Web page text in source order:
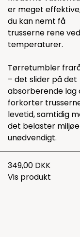
er meget
du kan nemt få
trusserne rene
temperaturer.
Tørretumbler
– det slider på det
absorberende lag
forkorter
levetid, samtidig
det belaster
unødvendigt.
349,00 DKK
Vis produkt